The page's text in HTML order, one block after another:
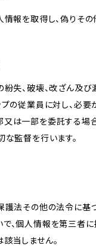
情報を取得し、偽りそ
紛失、破壊、改ざん及
の従業員に対し、必要
は一部を委託する場
な監督を行います。
護法その他の法令に基
、個人情報を第三者
当しません。